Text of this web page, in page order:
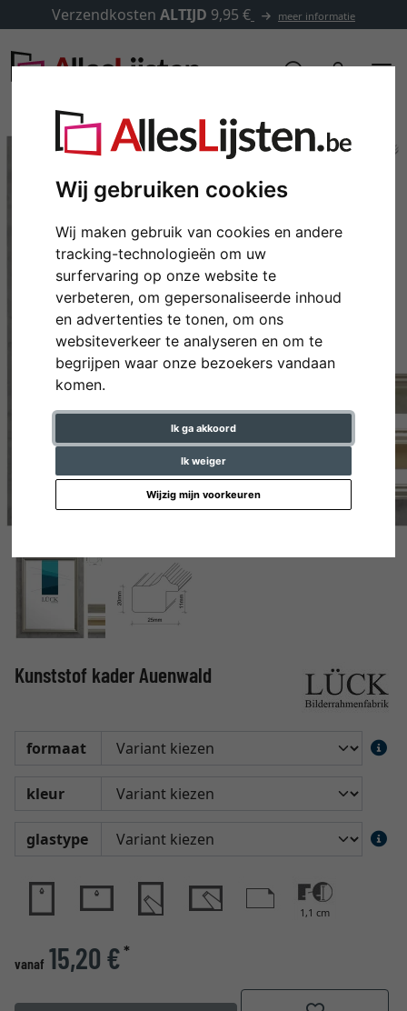
Wij gebruiken cookies
Wij maken gebruik van cookies en andere
tracking-technologieën om uw
surfervaring op onze website te
verbeteren, om gepersonaliseerde inhoud
en advertenties te tonen, om ons
websiteverkeer te analyseren en om te
begrijpen waar onze bezoekers vandaan
komen.
Ik ga akkoord
Ik weiger
Wijzig mijn voorkeuren
Verzendkosten ALTIJD 9,95 € meer informatie
Terug
Kunststof kader Auenwald
formaat
kleur
glastype
1,1 cm
vanaf 15,20 €*